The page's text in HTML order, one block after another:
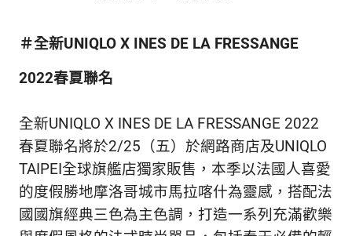
＃全新UNIQLO X INES DE LA FRESSANGE
2022春夏聯名
全新UNIQLO X INES DE LA FRESSANGE 2022
春夏聯名將於2/25（五）於網路商店及UNIQLO
TAIPEI全球旗艦店獨家販售，本季以法國人喜愛
的度假勝地摩洛哥城市馬拉喀什為靈感，搭配法
國國旗經典三色為主色調，打造一系列充滿歡樂